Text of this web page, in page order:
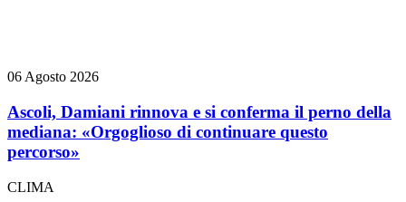
06 Agosto 2026
Ascoli, Damiani rinnova e si conferma il perno della
mediana: «Orgoglioso di continuare questo
percorso»
CLIMA